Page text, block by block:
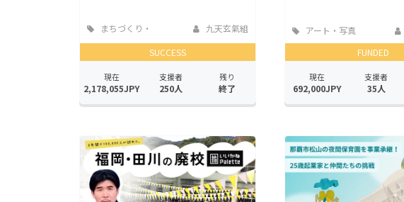
まちづくり・
地域活性化
九天玄氣組
SUCCESS
現在
2,178,055JPY
支援者
250人
残り
終了
アート・写真
FUNDED
現在
692,000JPY
支援者
35人